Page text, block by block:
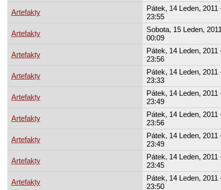
Artefakty
Pátek, 14 Leden, 2011
23:55
Artefakty
Sobota, 15 Leden,
00:09
Artefakty
Pátek, 14 Leden, 2011
23:56
Artefakty
Pátek, 14 Leden, 2011
23:33
Artefakty
Pátek, 14 Leden, 2011
23:49
Artefakty
Pátek, 14 Leden, 2011
23:56
Artefakty
Pátek, 14 Leden, 2011
23:49
Artefakty
Pátek, 14 Leden, 2011
23:45
Artefakty
Pátek, 14 Leden, 2011
23:50